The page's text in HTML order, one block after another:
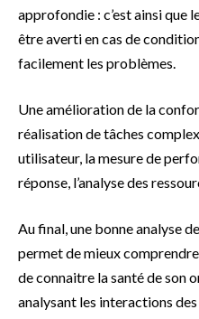
approfondie : c’est ainsi que
être averti en cas de
facilement les problèmes.
Une amélioration de la
réalisation de tâches
utilisateur, la mesure de
réponse, l’analyse des
Au final, une bonne analyse
permet de mieux
de connaitre la santé de son
analysant les interactions